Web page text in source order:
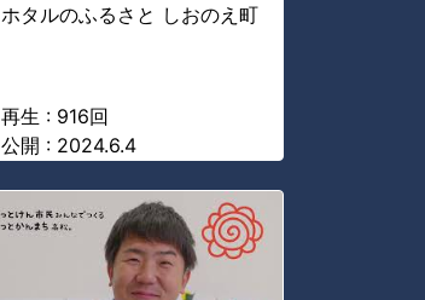
ホタルのふるさと しおのえ町
再生 : 916回
公開 : 2024.6.4